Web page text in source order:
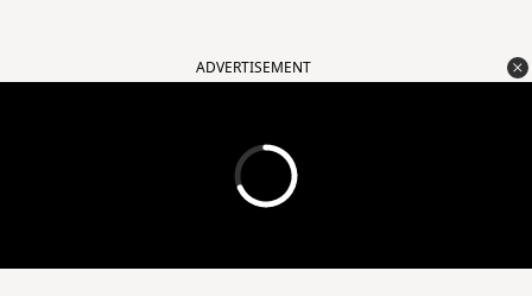
ADVERTISEMENT